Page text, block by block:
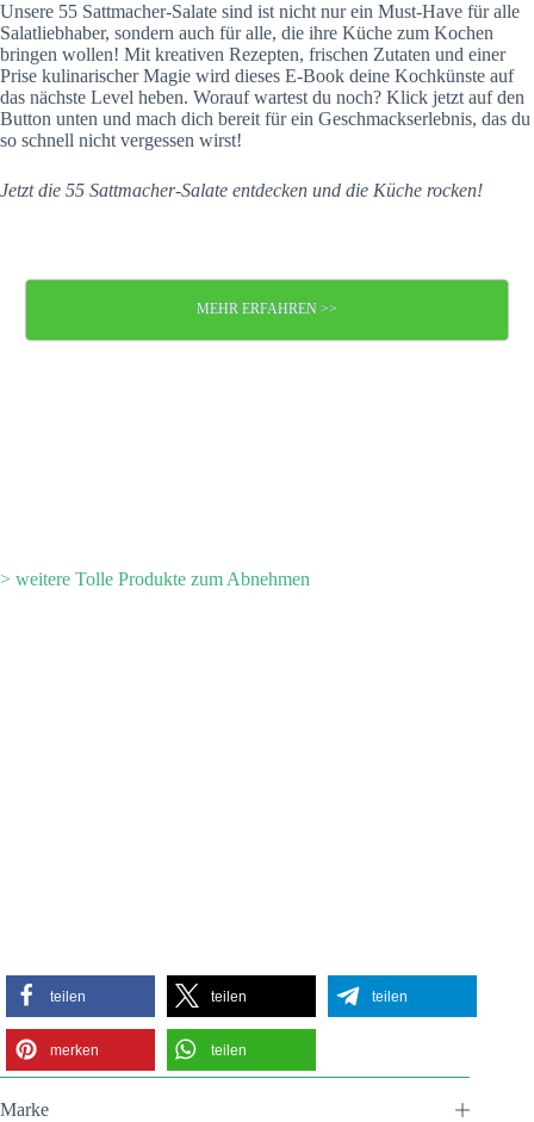
Unsere 55 Sattmacher-Salate sind ist nicht nur ein Must-Have für alle
Salatliebhaber, sondern auch für alle, die ihre Küche zum Kochen
bringen wollen! Mit kreativen Rezepten, frischen Zutaten und einer
Prise kulinarischer Magie wird dieses E-Book deine Kochkünste auf
das nächste Level heben. Worauf wartest du noch? Klick jetzt auf den
Button unten und mach dich bereit für ein Geschmackserlebnis, das du
so schnell nicht vergessen wirst!
Jetzt die 55 Sattmacher-Salate entdecken und die Küche rocken!
MEHR ERFAHREN >>
> weitere Tolle Produkte zum Abnehmen
teilen teilen teilen
merken teilen
Marke